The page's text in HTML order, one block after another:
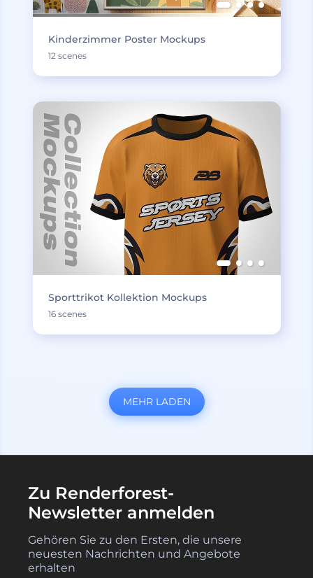
Kinderzimmer Poster Mockups
12 scenes
Sporttrikot Kollektion Mockups
16 scenes
MEHR LADEN
Zu Renderforest-
Newsletter anmelden
Gehören Sie zu den Ersten, die unsere
neuesten Nachrichten und Angebote
erhalten